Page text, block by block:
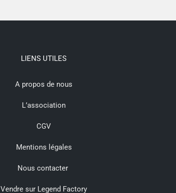
LIENS UTILES
A propos de nous
L’association
CGV
Mentions légales
Nous contacter
Vendre sur Legend Factory